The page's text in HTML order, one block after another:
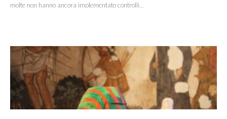
molte non hanno ancora implementato controlli...